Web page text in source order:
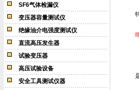
SF6气体检漏仪
变压器容量测试仪
绝缘油介电强度测试仪
直流高压发生器
试验变压器
高压试验设备
安全工具测试仪器